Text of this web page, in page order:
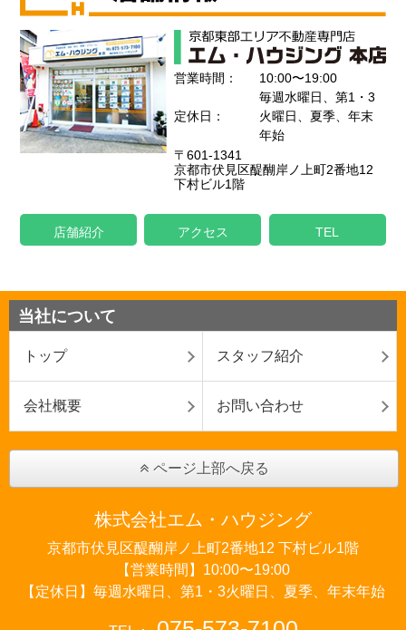
営業時間： 10:00〜19:00
定休日：
毎週水曜日、第1・3
火曜日、夏季、年末
年始
〒601-1341
京都市伏見区醍醐岸ノ上町2番地12
下村ビル1階
店舗紹介 アクセス TEL
当社について
トップ スタッフ紹介
会社概要 お問い合わせ
ページ上部へ戻る
株式会社エム・ハウジング
京都市伏見区醍醐岸ノ上町2番地12 下村ビル1階
【営業時間】10:00〜19:00
【定休日】毎週水曜日、第1・3火曜日、夏季、年末年始